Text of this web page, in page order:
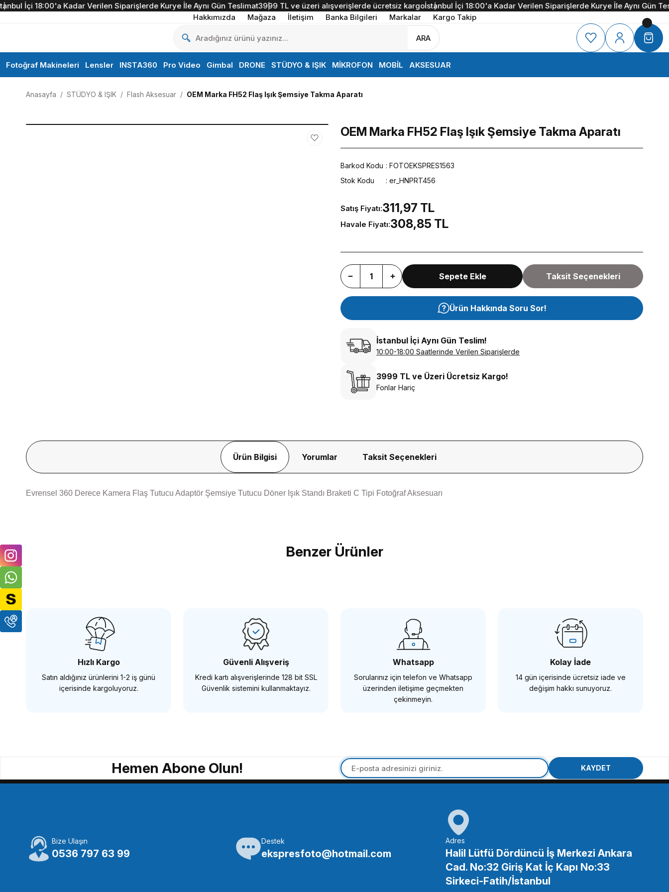
İçi 18:00'a Kadar Verilen Siparişlerde Kurye İle Aynı Gün Teslimat3999 TL ve üzeri alışverişlerde ücretsiz kargoİstanbul İçi 18:00'a Kadar Verilen Siparişlerde Kurye İle Aynı Gün
Hakkımızda
Mağaza İletişim Banka Bilgileri Markalar Kargo Takip
ARA
Fotoğraf Makineleri Lensler INSTA360 Pro Video Gimbal DRONE STÜDYO & IŞIK MİKROFON MOBİL AKSESUAR
Anasayfa STÜDYO & IŞIK Flash Aksesuar OEM Marka FH52 Flaş Işık Şemsiye Takma Aparatı
OEM Marka FH52 Flaş Işık Şemsiye Takma Aparatı
Barkod Kodu
FOTOEKSPRES1563
Stok Kodu
er_HNPRT456
Satış Fiyatı:311,97 TL
Havale Fiyatı:308,85 TL
Sepete Ekle Taksit Seçenekleri
Ürün Hakkında Soru Sor!
İstanbul İçi Aynı Gün Teslim!
10:00-18:00 Saatlerinde Verilen Siparişlerde
3999 TL ve Üzeri Ücretsiz Kargo!
Fonlar Hariç
Ürün Bilgisi Yorumlar Taksit Seçenekleri
Evrensel 360 Derece Kamera Flaş Tutucu Adaptör Şemsiye Tutucu Döner Işık Standı Braketi C Tipi Fotoğraf Aksesuarı
Benzer Ürünler
SEPETE EKLE
479,51 TL
SEPETE EKLE SEPETE EKLE
288,86 TL 121,32 TL 98,21 TL
OEM OEM
OEM Marka CPL05 1/4 Vidalı Mandal
Hızlı Kargo
Satın aldığınız ürünlerini 1-2 iş günü
içerisinde kargoluyoruz.
Güvenli Alışveriş
Kredi kartı alışverişlerinde 128 bit SSL
Güvenlik sistemini kullanmaktayız.
Whatsapp
Sorularınız için telefon ve Whatsapp
üzerinden iletişime geçmekten
çekinmeyin.
Kolay İade
14 gün içerisinde ücretsiz iade ve
değişim hakkı sunuyoruz.
Hemen Abone Olun! KAYDET
Bize Ulaşın
0536 797 63 99
Destek
ekspresfoto@hotmail.com
Adres
Halil Lütfü Dördüncü İş Merkezi Ankara
Cad. No:32 Giriş Kat İç Kapı No:33
Sirkeci-Fatih/İstanbul